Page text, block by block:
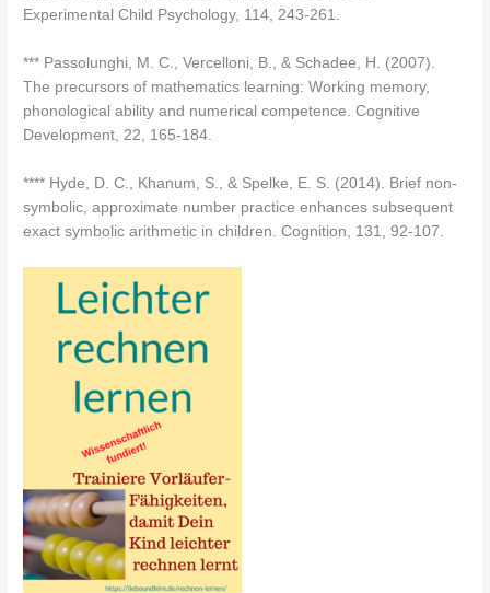
Experimental Child Psychology, 114, 243-261.
*** Passolunghi, M. C., Vercelloni, B., & Schadee, H. (2007).
The precursors of mathematics learning: Working memory,
phonological ability and numerical competence. Cognitive
Development, 22, 165-184.
**** Hyde, D. C., Khanum, S., & Spelke, E. S. (2014). Brief non-
symbolic, approximate number practice enhances subsequent
exact symbolic arithmetic in children. Cognition, 131, 92-107.